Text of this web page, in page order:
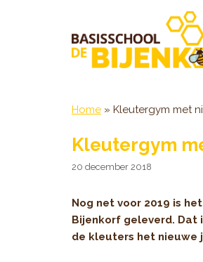
Home » Kleutergym met
Kleutergym
20 december 2018
Nog net voor 2019 is
Bijenkorf geleverd. Dat
de kleuters het nieuwe